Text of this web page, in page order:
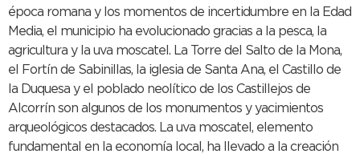
época romana y los momentos de incertidumbre en la Edad
Media, el municipio ha evolucionado gracias a la pesca, la
agricultura y la uva moscatel. La Torre del Salto de la Mona,
el Fortín de Sabinillas, la iglesia de Santa Ana, el Castillo de
la Duquesa y el poblado neolítico de los Castillejos de
Alcorrín son algunos de los monumentos y yacimientos
arqueológicos destacados. La uva moscatel, elemento
fundamental en la economía local, ha llevado a la creación